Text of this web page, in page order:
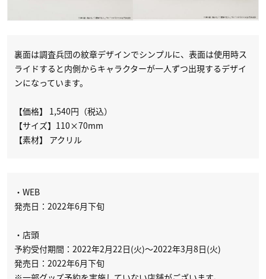
裏面は調査兵団の紋章デザインでシンプルに、表面は使用時ス
ライドすると内側からキャラクターが一人ずつ出現するデザイ
ンになっています。
【価格】 1,540円（税込）
【サイズ】110×70mm
【素材】 アクリル
・WEB
発売日：2022年6月下旬
・店頭
予約受付期間：2022年2月22日(火)～2022年3月8日(火)
発売日：2022年6月下旬